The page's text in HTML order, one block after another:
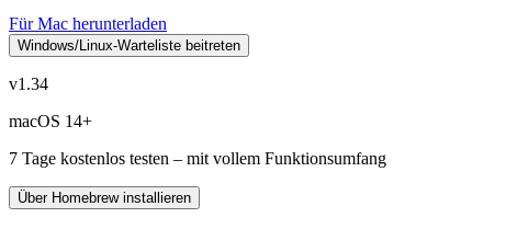
Für Mac herunterladen
Windows/Linux-Warteliste beitreten
v1.34
macOS 14+
7 Tage kostenlos testen – mit vollem Funktionsumfang
Über Homebrew installieren